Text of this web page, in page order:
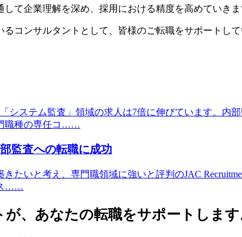
て企業理解を深め、採用における精度を高めていきま
コンサルタントとして、皆様のご転職をサポートして
システム監査」領域の求人は7倍に伸びています。内
職種の専任コ……
監査への転職に成功
たいと考え、専門職領域に強いと評判のJAC
ス……
、 あなたの転職をサポートします